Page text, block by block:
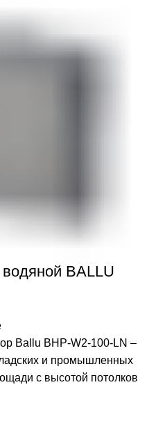
BALLU
Ballu BHP-W2-100-LN –
и промышленных
с высотой потолков